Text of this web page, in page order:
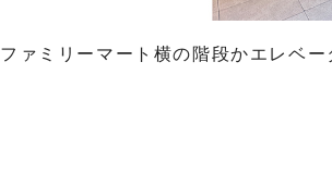
ファミリーマート横の階段かエレベー